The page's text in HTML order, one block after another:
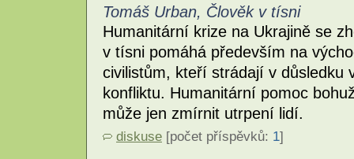
Tomáš Urban, Člověk v tísni
Humanitární krize na Ukrajině se
v tísni pomáhá především na
civilistům, kteří strádají v důsledku
konfliktu. Humanitární pomoc
může jen zmírnit utrpení lidí.
diskuse [počet příspěvků: 1]